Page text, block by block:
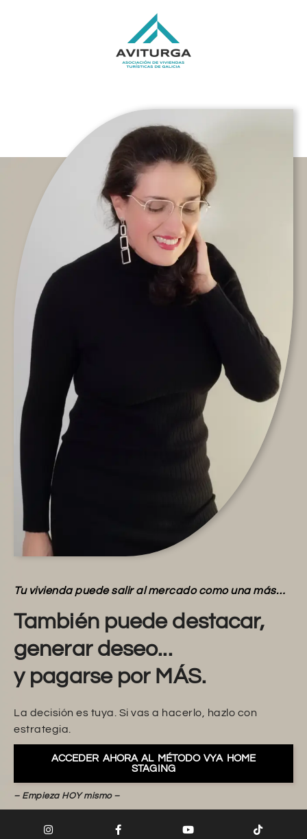
Tu vivienda puede salir al mercado como una más…
También puede destacar,
generar deseo...
y pagarse por MÁS.
La decisión es tuya. Si vas a hacerlo, hazlo con
estrategia.
ACCEDER AHORA AL MÉTODO VYA HOME
STAGING
– Empieza HOY mismo –